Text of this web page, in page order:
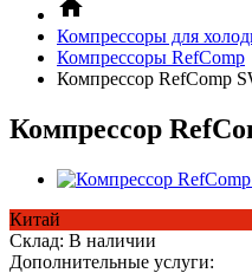
Компрессоры для
Компрессоры RefComp
Компрессор RefComp
Компрессор
Китай
Склад: В наличии
Дополнительные услуги: